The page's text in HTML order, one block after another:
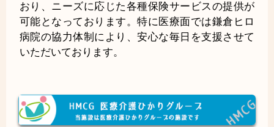
おり、ニーズに応じた各種保険サービスの提供が
可能となっております。特に医療面では鎌倉ヒロ
病院の協力体制により、安心な毎日を支援させて
いただいております。